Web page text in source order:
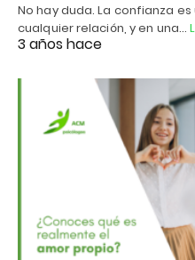
No hay duda. La confianza
cualquier relación, y en una…
3 años hace